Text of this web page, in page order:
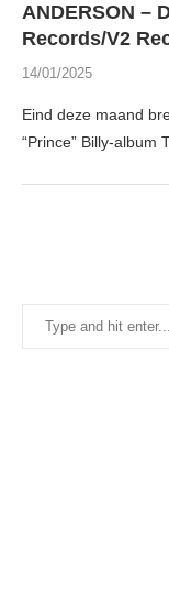
ANDERSON –
Records/V2
14/01/2025
Eind deze maand
“Prince” Billy-album